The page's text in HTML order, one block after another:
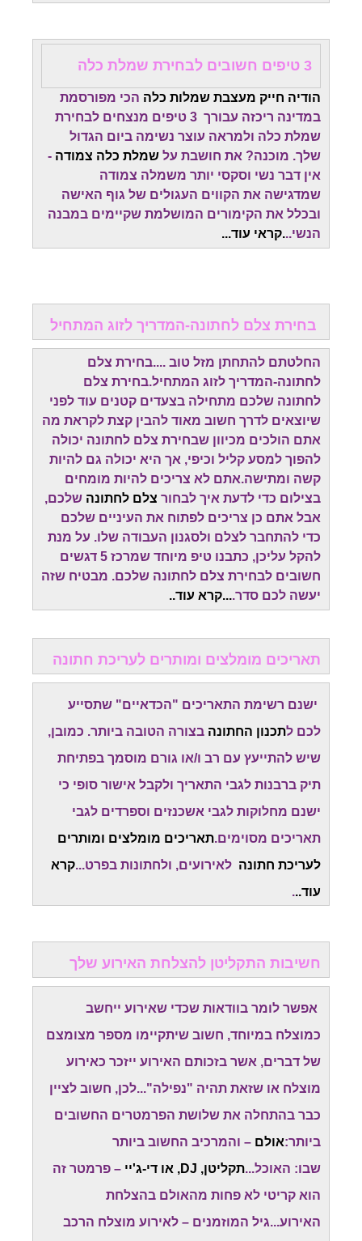
3 טיפים חשובים לבחירת שמלת כלה
הודיה חייק מעצבת שמלות כלה הכי מפורסמת
במדינה ריכזה עבורך 3 טיפים מנצחים לבחירת
שמלת כלה ולמראה עוצר נשימה ביום הגדול
שלך. מוכנה? את חושבת על שמלת כלה צמודה -
אין דבר נשי וסקסי יותר משמלה צמודה
שמדגישה את הקווים העגולים של גוף האישה
ובכלל את הקימורים המושלמת שקיימים במבנה
הנשי...קראי עוד...
בחירת צלם לחתונה-המדריך לזוג המתחיל
החלטתם להתחתן מזל טוב ....בחירת צלם
לחתונה-המדריך לזוג המתחיל.בחירת צלם
לחתונה שלכם מתחילה בצעדים קטנים עוד לפני
שיוצאים לדרך חשוב מאוד להבין קצת לקראת מה
אתם הולכים מכיוון שבחירת צלם לחתונה יכולה
להפוך למסע קליל וכיפי, אך היא יכולה גם להיות
קשה ומתישה.אתם לא צריכים להיות מומחים
בצילום כדי לדעת איך לבחור צלם לחתונה שלכם,
אבל אתם כן צריכים לפתוח את העיניים שלכם
כדי להתחבר לצלם ולסגנון העבודה שלו. על מנת
להקל עליכן, כתבנו טיפ מיוחד שמרכז 5 דגשים
חשובים לבחירת צלם לחתונה שלכם. מבטיח שזה
יעשה לכם סדר....קרא עוד..
תאריכים מומלצים ומותרים לעריכת חתונה
ישנם רשימת התאריכים "הכדאיים" שתסייע
לכם לתכנון החתונה בצורה הטובה ביותר. כמובן,
שיש להתייעץ עם רב ו/או גורם מוסמך בפתיחת
תיק ברבנות לגבי התאריך ולקבל אישור סופי כי
ישנם מחלוקות לגבי אשכנזים וספרדים לגבי
תאריכים מסוימים.תאריכים מומלצים ומותרים
לעריכת חתונה לאירועים, ולחתונות בפרט...קרא
עוד...
חשיבות התקליטן להצלחת האירוע שלך
אפשר לומר בוודאות שכדי שאירוע ייחשב
כמוצלח במיוחד, חשוב שיתקיימו מספר מצומצם
של דברים, אשר בזכותם האירוע ייזכר כאירוע
מוצלח או שזאת תהיה "נפילה"...לכן, חשוב לציין
כבר בהתחלה את שלושת הפרמטרים החשובים
ביותר:אולם – והמרכיב החשוב ביותר
שבו: האוכל...תקליטן, DJ, או די-ג'יי
– פרמטר זה
הוא קריטי לא פחות מהאולם בהצלחת
האירוע...גיל המוזמנים – לאירוע מוצלח הרכב